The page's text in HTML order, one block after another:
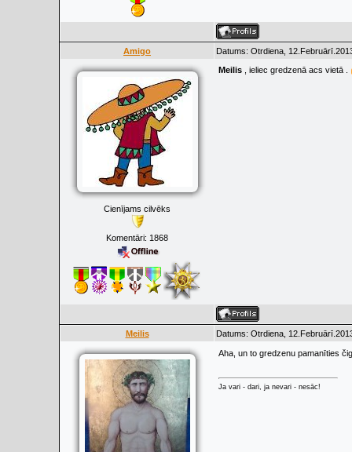
Amigo Datums: Otrdiena,
Cienījams cilvēks
Komentāri: 1868
Meilis , ieliec gredzenā acs vietā .
Meilis Datums: Otrdiena,
Aha, un to gredzenu pamanīties
Ja vari - dari, ja nevari - nesāc!